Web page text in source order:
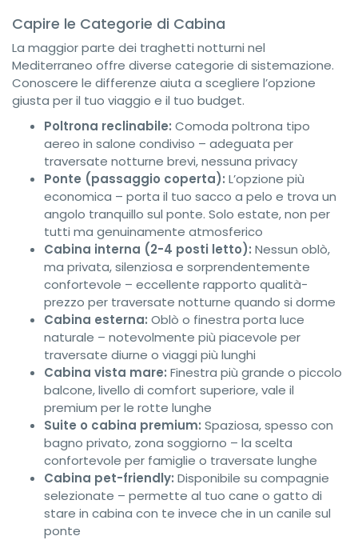
Capire le Categorie di Cabina
La maggior parte dei traghetti notturni nel
Mediterraneo offre diverse categorie di sistemazione.
Conoscere le differenze aiuta a scegliere l’opzione
giusta per il tuo viaggio e il tuo budget.
Poltrona reclinabile: Comoda poltrona tipo
aereo in salone condiviso – adeguata per
traversate notturne brevi, nessuna privacy
Ponte (passaggio coperta): L’opzione più
economica – porta il tuo sacco a pelo e trova un
angolo tranquillo sul ponte. Solo estate, non per
tutti ma genuinamente atmosferico
Cabina interna (2-4 posti letto): Nessun oblò,
ma privata, silenziosa e sorprendentemente
confortevole – eccellente rapporto qualità-
prezzo per traversate notturne quando si dorme
Cabina esterna: Oblò o finestra porta luce
naturale – notevolmente più piacevole per
traversate diurne o viaggi più lunghi
Cabina vista mare: Finestra più grande o piccolo
balcone, livello di comfort superiore, vale il
premium per le rotte lunghe
Suite o cabina premium: Spaziosa, spesso con
bagno privato, zona soggiorno – la scelta
confortevole per famiglie o traversate lunghe
Cabina pet-friendly: Disponibile su compagnie
selezionate – permette al tuo cane o gatto di
stare in cabina con te invece che in un canile sul
ponte